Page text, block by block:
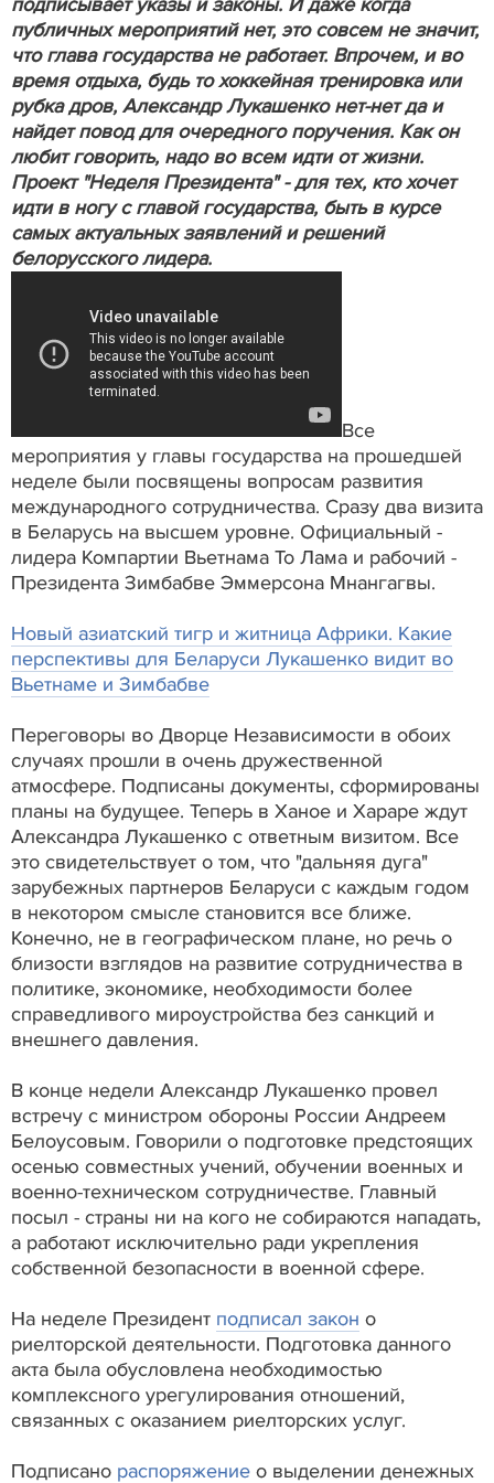
публичных мероприятий нет, это совсем не значит,
что глава государства не работает. Впрочем, и во
время отдыха, будь то хоккейная тренировка или
рубка дров, Александр Лукашенко нет-нет да и
найдет повод для очередного поручения. Как он
любит говорить, надо во всем идти от жизни.
Проект "Неделя Президента" - для тех, кто хочет
идти в ногу с главой государства, быть в курсе
самых актуальных заявлений и решений
белорусского лидера.
Все
мероприятия у главы государства на прошедшей
неделе были посвящены вопросам развития
международного сотрудничества. Сразу два визита
в Беларусь на высшем уровне. Официальный -
лидера Компартии Вьетнама То Лама и рабочий -
Президента Зимбабве Эммерсона Мнангагвы.
Новый азиатский тигр и житница Африки. Какие
перспективы для Беларуси Лукашенко видит во
Вьетнаме и Зимбабве
Переговоры во Дворце Независимости в обоих
случаях прошли в очень дружественной
атмосфере. Подписаны документы, сформированы
планы на будущее. Теперь в Ханое и Хараре ждут
Александра Лукашенко с ответным визитом. Все
это свидетельствует о том, что "дальняя дуга"
зарубежных партнеров Беларуси с каждым годом
в некотором смысле становится все ближе.
Конечно, не в географическом плане, но речь о
близости взглядов на развитие сотрудничества в
политике, экономике, необходимости более
справедливого мироустройства без санкций и
внешнего давления.
В конце недели Александр Лукашенко провел
встречу с министром обороны России Андреем
Белоусовым. Говорили о подготовке предстоящих
осенью совместных учений, обучении военных и
военно-техническом сотрудничестве. Главный
посыл - страны ни на кого не собираются нападать,
а работают исключительно ради укрепления
собственной безопасности в военной сфере.
На неделе Президент подписал закон о
риелторской деятельности. Подготовка данного
акта была обусловлена необходимостью
комплексного урегулирования отношений,
связанных с оказанием риелторских услуг.
Подписано распоряжение о выделении денежных